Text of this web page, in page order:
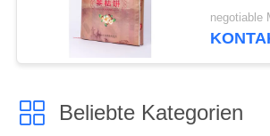
pp.
negotiable
Beliebte Kategorien